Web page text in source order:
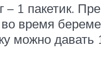
– 1 пакетик.
время
можно давать